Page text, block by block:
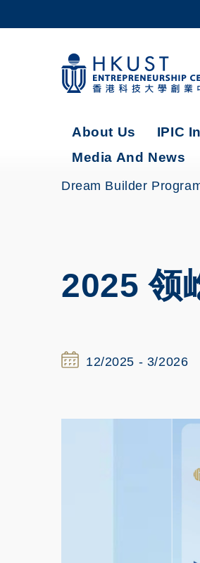
MAP &
About Us IPIC
Media And News
Dream Builder
2025 领
12/2025 - 3/2026